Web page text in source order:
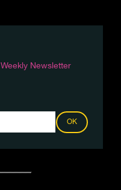
Weekly Newsletter
OK